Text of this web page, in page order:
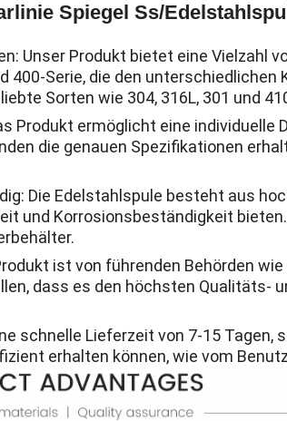
Spiegel Ss/
Unser Produkt bietet eine Vielzahl
400-Serie, die den unterschiedlichen
Sorten wie 304, 316L, 301 und
Produkt ermöglicht eine individuelle
die genauen Spezifikationen
Die Edelstahlspule besteht aus
und Korrosionsbeständigkeit
ist von führenden Behörden wie
dass es den höchsten Qualitäts-
schnelle Lieferzeit von 7-15 Tagen,
erhalten können, wie vom